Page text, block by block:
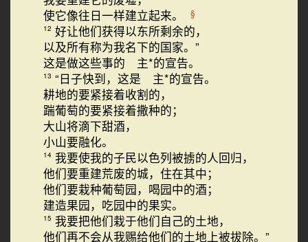
使它像往日一样建立起来。
§
12 好让他们获得以东所剩余的，
以及所有称为我名下的国家。”
这是做这些事的 主*的宣告。
13 “日子快到，这是 主*的宣告。
耕地的要紧接着收割的，
踹葡萄的要紧接着撒种的；
大山将滴下甜酒，
小山要融化。
14 我要使我的子民以色列被掳的人回归，
他们要重建荒废的城，住在其中；
他们要栽种葡萄园，喝园中的酒；
建造果园，吃园中的果实。
15 我要把他们栽于他们自己的土地，
他们再不会从我赐给他们的土地上被拔除。”